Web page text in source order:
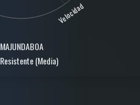
Velocidad
MAJUNDABOA
Resistente (Media)